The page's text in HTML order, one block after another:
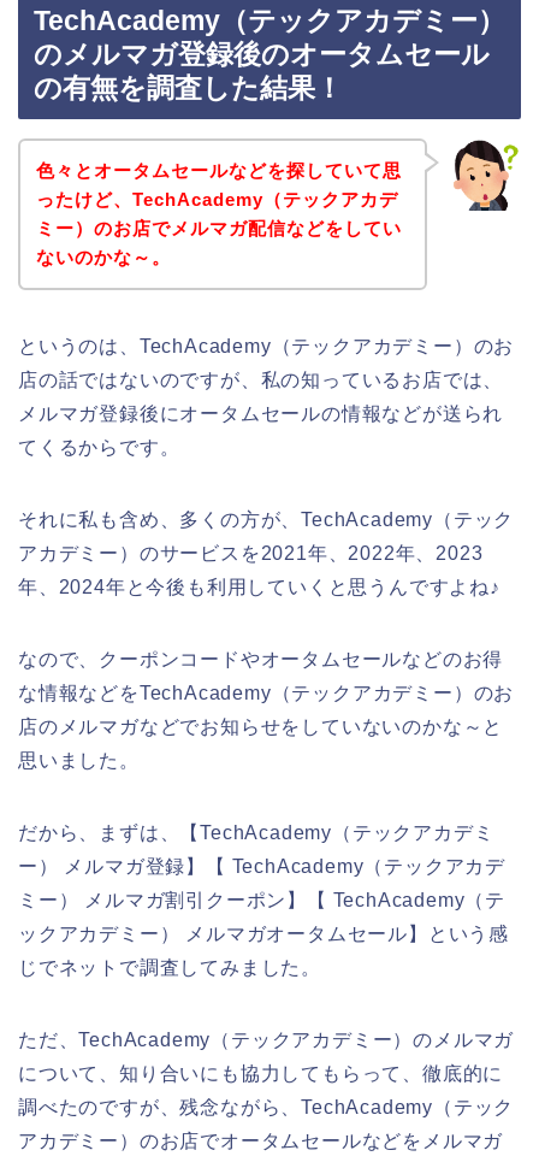
TechAcademy（テックアカデミー）
のメルマガ登録後のオータムセール
の有無を調査した結果！
色々とオータムセールなどを探していて思
ったけど、TechAcademy（テックアカデ
ミー）のお店でメルマガ配信などをしてい
ないのかな～。
というのは、TechAcademy（テックアカデミー）のお
店の話ではないのですが、私の知っているお店では、
メルマガ登録後にオータムセールの情報などが送られ
てくるからです。
それに私も含め、多くの方が、TechAcademy（テック
アカデミー）のサービスを2021年、2022年、2023
年、2024年と今後も利用していくと思うんですよね♪
なので、クーポンコードやオータムセールなどのお得
な情報などをTechAcademy（テックアカデミー）のお
店のメルマガなどでお知らせをしていないのかな～と
思いました。
だから、まずは、【TechAcademy（テックアカデミ
ー） メルマガ登録】【 TechAcademy（テックアカデ
ミー） メルマガ割引クーポン】【 TechAcademy（テ
ックアカデミー） メルマガオータムセール】という感
じでネットで調査してみました。
ただ、TechAcademy（テックアカデミー）のメルマガ
について、知り合いにも協力してもらって、徹底的に
調べたのですが、残念ながら、TechAcademy（テック
アカデミー）のお店でオータムセールなどをメルマガ